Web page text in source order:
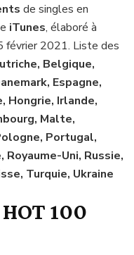
de singles en
iTunes, élaboré à
février 2021. Liste des
Belgique,
Espagne,
Hongrie, Irlande,
Malte,
Portugal,
Royaume-Uni, Russie,
Turquie, Ukraine
100